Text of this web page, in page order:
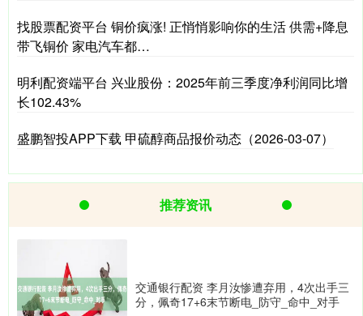
找股票配资平台 铜价疯涨! 正悄悄影响你的生活 供需+降息
带飞铜价 家电汽车都…
明利配资端平台 兴业股份：2025年前三季度净利润同比增
长102.43%
盛鹏智投APP下载 甲硫醇商品报价动态（2026-03-07）
推荐资讯
交通银行配资 李月汝惨遭弃用，4次出手三
分，佩奇17+6末节断电_防守_命中_对手